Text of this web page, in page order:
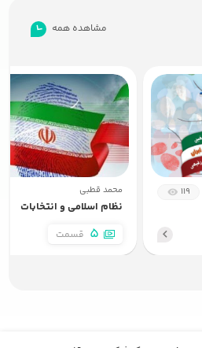
6:55
چرا رسانه های داخلی اعتراضات آمریکا را پوشش می‌دهند اما در قبال اعتراضات آبان ماه سکوت کردند؟
7:57
چرا دوباره برای جمهوری اسلامی رفراندوم برگزار نمی‌شود؟
مشاهده همه
119 محمد قطبی
نظام اسلامی و انتخابات
5 قسمت